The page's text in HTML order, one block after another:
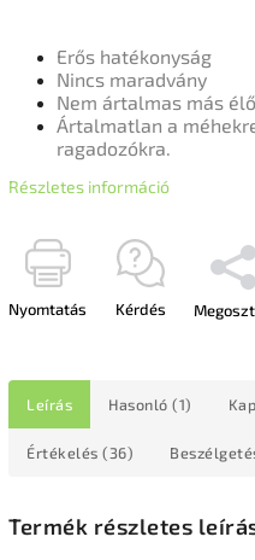
Erős hatékonyság
Nincs maradvány
Nem ártalmas más
Ártalmatlan a
ragadozókra.
Részletes információ
Nyomtatás Kérdés
Leírás Hasonló (1)
Értékelés (36)
Termék részletes